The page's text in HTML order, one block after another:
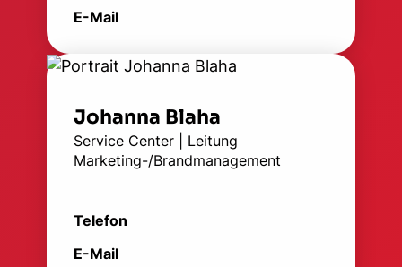
E-Mail
Johanna Blaha
Service Center | Leitung
Marketing-/Brandmanagement
Telefon
E-Mail